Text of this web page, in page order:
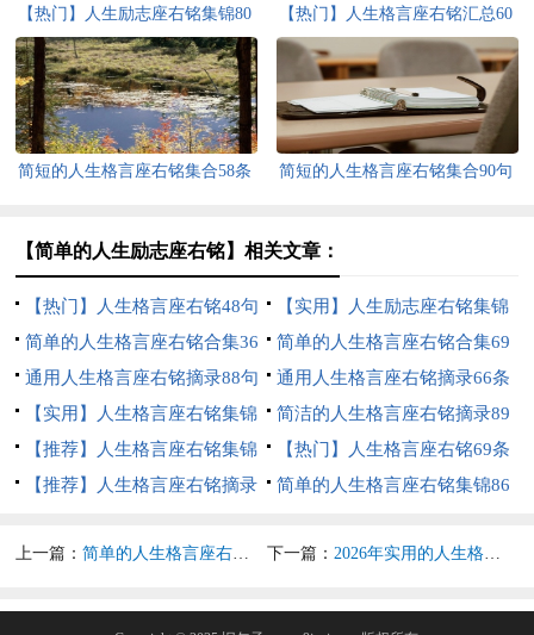
【热门】人生励志座右铭集锦80
条
【热门】人生格言座右铭汇总60
条
简短的人生格言座右铭集合58条 简短的人生格言座右铭集合90句
【简单的人生励志座右铭】相关文章：
【热门】人生格言座右铭48句
【实用】人生励志座右铭集锦
65条
简单的人生格言座右铭合集36
句
简单的人生格言座右铭合集69
条
通用人生格言座右铭摘录88句
通用人生格言座右铭摘录66条
【实用】人生格言座右铭集锦
98句
简洁的人生格言座右铭摘录89
条
【推荐】人生格言座右铭集锦
68句
【热门】人生格言座右铭69条
【推荐】人生格言座右铭摘录
简单的人生格言座右铭集锦86
上一篇：简单的人生格言座右铭98句 下一篇： 2026年实用的人生格言座右铭摘录76句